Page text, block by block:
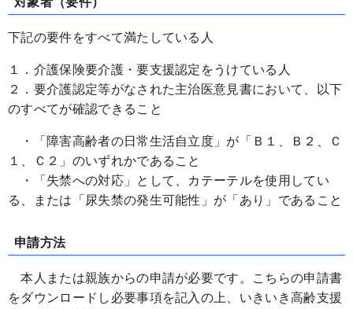
下記の要件をすべて満たしている人
１．介護保険要介護・要支援認定をうけている人
２．要介護認定等がなされた主治医意見書において、以下
のすべてが確認できること
・「障害高齢者の日常生活自立度」が「Ｂ１、Ｂ２、Ｃ
１、Ｃ２」のいずれかであること
・「失禁への対応」として、カテーテルを使用してい
る、または「尿失禁の発生可能性」が「あり」であること
申請方法
本人または親族からの申請が必要です。こちらの申請書
をダウンロードし必要事項を記入の上、いきいき高齢支援